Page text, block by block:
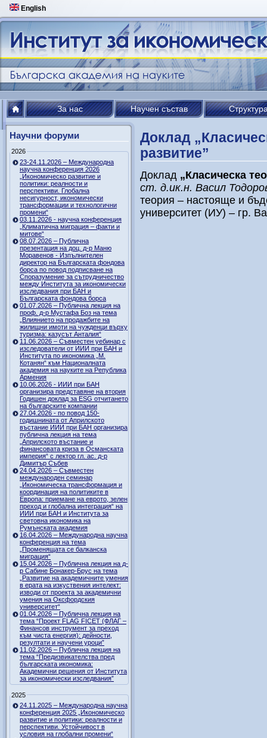
English
За нас Научен състав
Научни форуми
2026
23-24.11.2026 – Международна
научна конференция 2026
„Икономическо развитие и
политики: реалности и
перспективи. Глобална
несигурност, икономически
трансформации и технологични
промени“
03.11.2026 - научна конференция
„Климатична миграция – факти и
митове“
08.07.2026 – Публична
презентация на доц. д-р Маню
Моравенов - Изпълнителен
директор на Българската фондова
борса по повод подписване на
Споразумение за сътрудничество
между Института за икономически
изследвания при БАН и
Българската фондова борса
01.07.2026 – Публична лекция на
проф. д-р Мустафа Боз на тема
„Влиянието на продажбите на
жилищни имоти на чужденци върху
туризма: казусът Анталия“
11.06.2026 – Съвместен уебинар с
изследователи от ИИИ при БАН и
Института по икономика „М.
Котанян“ към Националната
академия на науките на Република
Армения
10.06.2026 - ИИИ при БАН
организира представяне на втория
Годишен доклад за ESG отчитането
на българските компании
27.04.2026 - по повод 150-
годишнината от Априлското
въстание ИИИ при БАН организира
публична лекция на тема
„Априлското въстание и
финансовата криза в Османската
империя“ с лектор гл. ас. д-р
Димитър Събев
24.04.2026 – Съвместен
международен семинар
„Икономическа трансформация и
координация на политиките в
Европа: приемане на еврото, зелен
преход и глобална интеграция“ на
ИИИ при БАН и Института за
световна икономика на
Румънската академия
16.04.2026 – Международна научна
конференция на тема
„Променящата се балканска
миграция“
15.04.2026 – Публична лекция на д-
р Сабине Бонакер-Брус на тема
„Развитие на академичните умения
в ерата на изкуствения интелект:
изводи от проекта за академични
умения на Оксфордския
университет“
01.04.2026 – Публична лекция на
тема “Проект FLAG FICET (ФЛАГ –
Финансов инструмент за преход
към чиста енергия): дейности,
резултати и научени уроци”
11.02.2026 – Публична лекция на
тема “Предизвикателства пред
българската икономика:
Академични решения от Института
за икономически изследвания”
2025
24.11.2025 – Международна научна
конференция 2025 „Икономическо
развитие и политики: реалности и
перспективи. Устойчивост в
условия на глобални промени“
Доклад
развитие”
Доклад „Класическа
ст. д.ик.н. Васил
теория – настояще и
университет (ИУ) – гр.